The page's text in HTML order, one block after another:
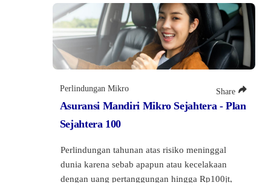
Premi Tunggal Rp40 Ribu.
Perlindungan Mikro Share
Asuransi Mandiri Mikro Sejahtera - Plan
Sejahtera 100
Perlindungan tahunan atas risiko meninggal
dunia karena sebab apapun atau kecelakaan
dengan uang pertanggungan hingga Rp100jt,